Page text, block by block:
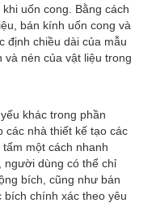
uốn cong. Bằng cách
bán kính uốn cong và
định chiều dài của mẫu
và nén của vật liệu trong
khác trong phần
các nhà thiết kế tạo các
một cách nhanh
người dùng có thể chỉ
bích, cũng như bán
bích chính xác theo yêu